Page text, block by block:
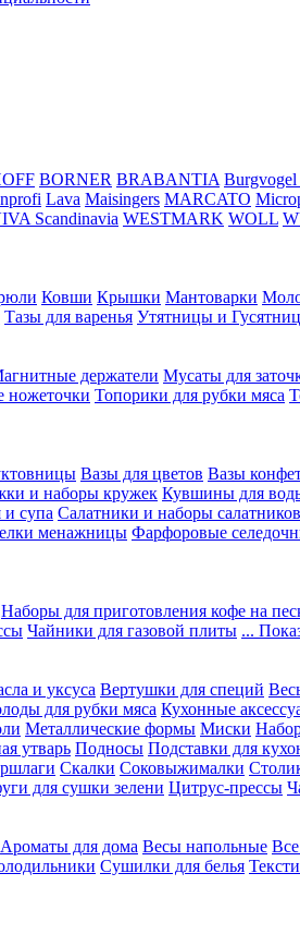
BORNER BRABANTIA Burgvogel
Lava Maisingers MARCATO
Scandinavia WESTMARK WOLL
Ковши Крышки Мантоварки
Тазы для варенья Утятницы и
держатели Мусаты для
ножеточки Топорики для рубки мяса
Вазы для цветов Вазы
и наборы кружек Кувшины для
супа Салатники и наборы салатников
менажницы Фарфоровые
Наборы для приготовления кофе на
Чайники для газовой плиты ...
и уксуса Вертушки для специй
для рубки мяса Кухонные
Металлические формы Миски
утварь Подносы Подставки для
Скалки Соковыжималки
для сушки зелени Цитрус-прессы
Ароматы для дома Весы напольные
Сушилки для белья